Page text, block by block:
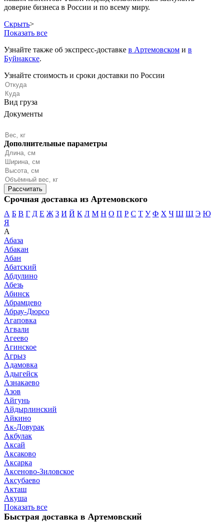
доверие бизнеса в России и по всему миру.
Скрыть>
Показать все
Узнайте также об экспресс-доставке в Артемовском и в
Буйнакске.
Узнайте стоимость и сроки доставки по России
Вид груза
Документы
Дополнительные параметры
Срочная доставка из Артемовского
А Б В Г Д Е Ж З И Й К Л М Н О П Р С Т У Ф Х Ч Ш Щ Э Ю
Я
А
Абаза
Абакан
Абан
Абатский
Абдулино
Абезь
Абинск
Абрамцево
Абрау-Дюрсо
Агаповка
Агвали
Агеево
Агинское
Агрыз
Адамовка
Адыгейск
Азнакаево
Азов
Айгунь
Айдырлинский
Айкино
Ак-Довурак
Акбулак
Аксай
Аксаково
Аксарка
Аксеново-Зиловское
Аксубаево
Акташ
Акуша
Показать все
Быстрая доставка в Артемовский